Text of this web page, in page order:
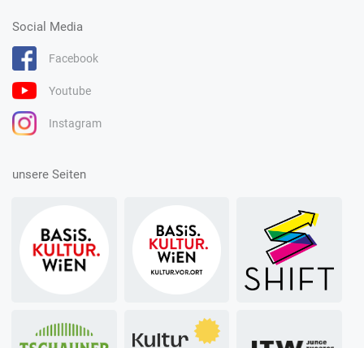
Social Media
Facebook
Youtube
Instagram
unsere Seiten